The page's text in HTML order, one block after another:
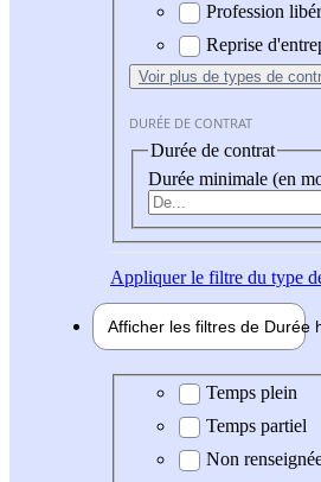
Profession
Reprise
Voir plus de types de
DURÉE DE CONTRAT
Durée de contrat
Durée minimale (en
Appliquerle filtre du type
Afficher les filtres de Durée
Durée hebdomadaire
Temps plein
Temps partiel
Non